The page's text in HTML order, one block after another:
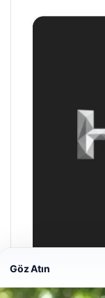
Enes Kaplan
Göz Atın